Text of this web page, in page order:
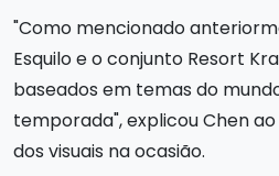
"Como mencionado
Esquilo e o conjunto Resort
baseados em temas do
temporada", explicou Chen
dos visuais na ocasião.